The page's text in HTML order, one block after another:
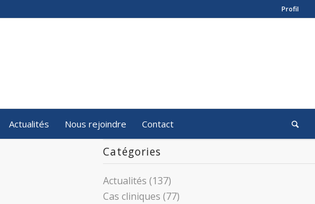
Profil
Actualités Nous rejoindre Contact
Catégories
Actualités (137)
Cas cliniques (77)